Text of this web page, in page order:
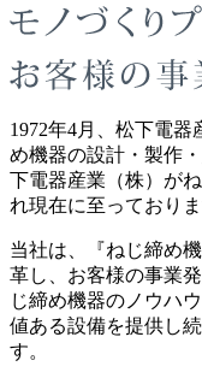
1972年4月、松下電
め機器の設計・製作
下電器産業（株）が
れ現在に至っておりま
当社は、『ねじ締め
革し、お客様の事業
じ締め機器のノウハ
値ある設備を提供し
す。